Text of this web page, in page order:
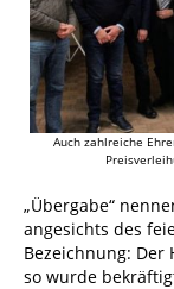
Auch zahlreiche
„Übergabe“
angesichts des
Bezeichnung: Der
so wurde